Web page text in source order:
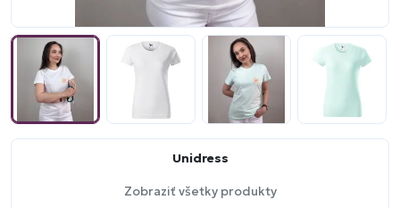
Unidress
Zobraziť všetky produkty